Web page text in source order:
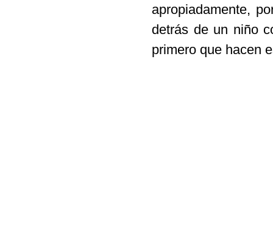
apropiadamente,
detrás de un niño
primero que hacen